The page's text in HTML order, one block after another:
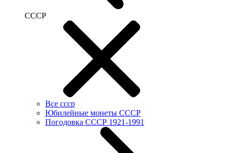
СССР
Все ссср
Юбилейные монеты СССР
Погодовка СССР 1921-1991